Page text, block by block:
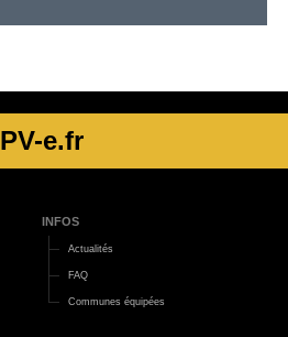
PV-e.fr
INFOS
Actualités
FAQ
Communes équipées